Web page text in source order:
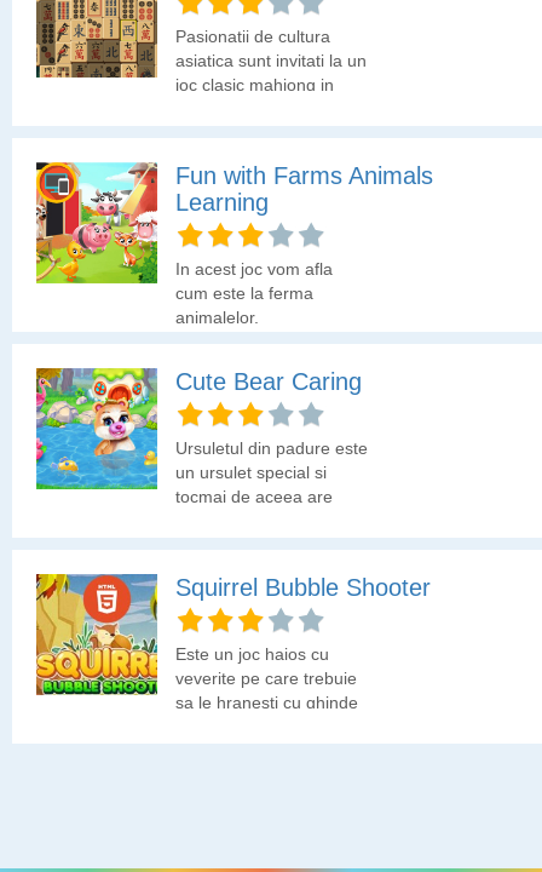
chei de pe fundul
oceanului si sa
asamblezi comoara.
Pasionatii de cultura
asiatica sunt invitati la un
joc clasic mahjong in
Fun with Farms Animals
Learning
In acest joc vom afla
cum este la ferma
animalelor.
Cute Bear Caring
Ursuletul din padure este
un ursulet special si
tocmai de aceea are
deosebit. Trebuie sa te
joci cu el, sa-l speli si sa-i
concertul pe care il va
sustine in fata celorlalte
animale din padure.
Squirrel Bubble Shooter
Este un joc haios cu
veverite pe care trebuie
sa le hranesti cu ghinde